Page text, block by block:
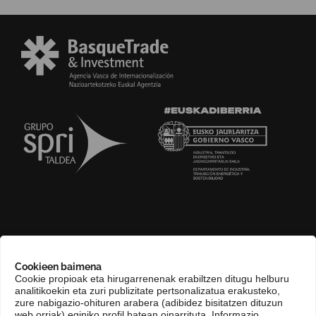
Cookieen baimena
Cookie propioak eta hirugarrenenak erabiltzen ditugu helburu
analitikoekin eta zuri publizitate pertsonalizatua erakusteko,
zure nabigazio-ohituren arabera (adibidez bisitatzen dituzun
COMPLIANCE CHANNEL
HARREMANETARAKO